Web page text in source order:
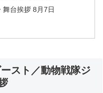
舞台挨拶 8月7日
スト／動物戦隊ジ